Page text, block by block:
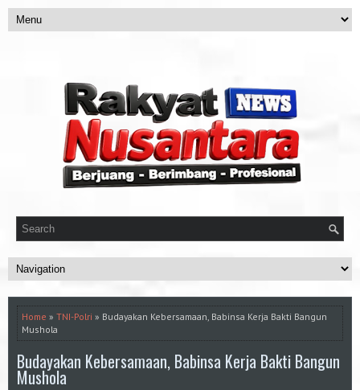
Home » TNI-Polri » Budayakan Kebersamaan, Babinsa Kerja Bakti Bangun
Mushola
Budayakan Kebersamaan, Babinsa Kerja Bakti Bangun
Mushola